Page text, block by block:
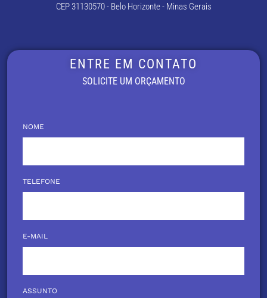
CEP 31130570 - Belo Horizonte - Minas Gerais
ENTRE EM CONTATO
SOLICITE UM ORÇAMENTO
NOME
TELEFONE
E-MAIL
ASSUNTO